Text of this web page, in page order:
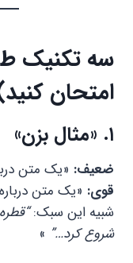
سه تکنیک
امتحان
۱. «مثال بزن»
ضعیف: «یک متن
قوی: «یک متن
شبیه این سبک:
شروع کرد…” »